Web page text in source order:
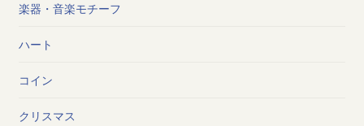
楽器・音楽モチーフ
ハート
コイン
クリスマス